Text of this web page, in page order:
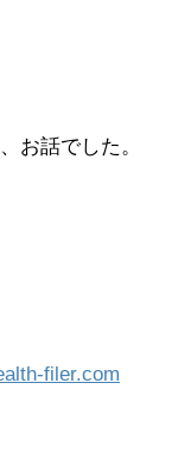
お話でした。
filer.com